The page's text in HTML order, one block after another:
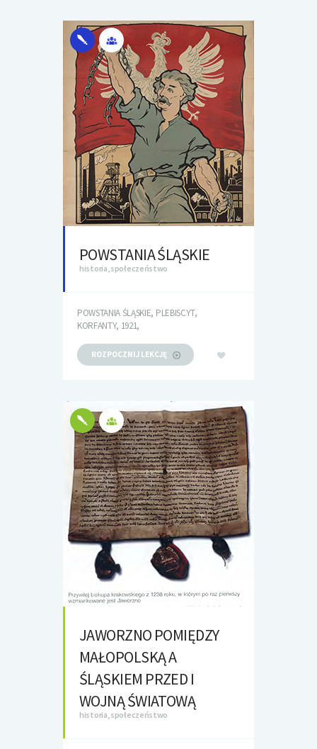
POWSTANIA ŚLĄSKIE
historia, społeczeństwo
POWSTANIA ŚLĄSKIE, PLEBISCYT,
KORFANTY, 1921,
ROZPOCZNIJ LEKCJĘ
JAWORZNO POMIĘDZY
MAŁOPOLSKĄ A
ŚLĄSKIEM PRZED I
WOJNĄ ŚWIATOWĄ
historia, społeczeństwo